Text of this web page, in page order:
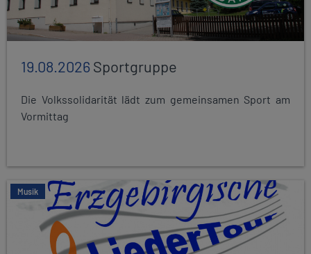
19.08.2026Sportgruppe
Die Volkssolidarität lädt zum gemeinsamen Sport am
Vormittag
Musik